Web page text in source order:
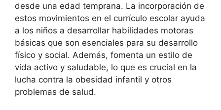
desde una edad temprana. La incorporación de
estos movimientos en el currículo escolar ayuda
a los niños a desarrollar habilidades motoras
básicas que son esenciales para su desarrollo
físico y social. Además, fomenta un estilo de
vida activo y saludable, lo que es crucial en la
lucha contra la obesidad infantil y otros
problemas de salud.